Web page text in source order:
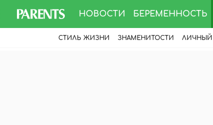
НОВОСТИ БЕРЕМЕННОСТЬ
СТИЛЬ ЖИЗНИ ЗНАМЕНИТОСТИ